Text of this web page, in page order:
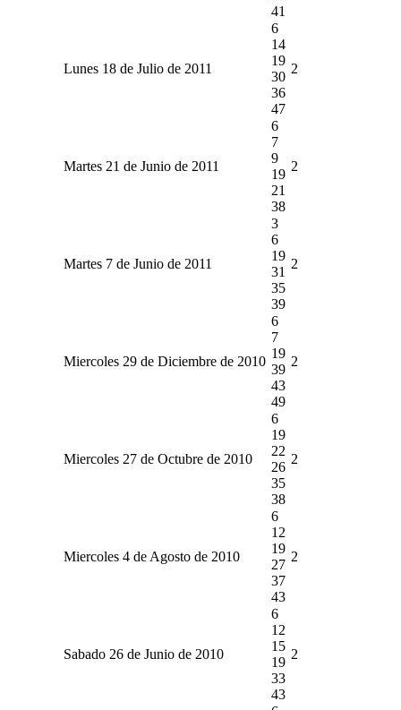
41
Lunes 18 de Julio de 2011
6
14
19
30
36
47
2
Martes 21 de Junio de 2011
6
7
9
19
21
38
2
Martes 7 de Junio de 2011
3
6
19
31
35
39
2
Miercoles 29 de Diciembre de 2010
6
7
19
39
43
49
2
Miercoles 27 de Octubre de 2010
6
19
22
26
35
38
2
Miercoles 4 de Agosto de 2010
6
12
19
27
37
43
2
Sabado 26 de Junio de 2010
6
12
15
19
33
43
2